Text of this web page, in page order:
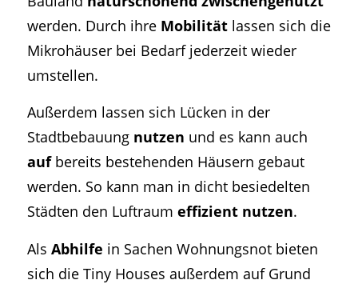
werden. Durch ihre Mobilitätlassen sich die
Mikrohäuser bei Bedarf jederzeit wieder
umstellen.
Außerdem lassen sich Lücken in der
Stadtbebauung nutzen und es kann auch
aufbereits bestehenden Häusern gebaut
werden. So kann man in dicht besiedelten
Städten den Luftraum effizient nutzen.
Als Abhilfe in Sachen Wohnungsnot bieten
sich die Tiny Houses außerdem auf Grund